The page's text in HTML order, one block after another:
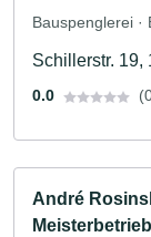
Bauspenglerei
Schillerstr. 19,
0.0
André
Meisterbetrieb